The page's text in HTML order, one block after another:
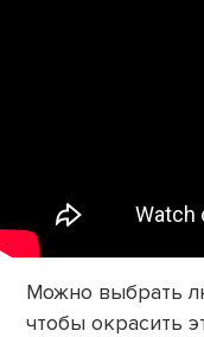
Можно выбрать
чтобы окрасить